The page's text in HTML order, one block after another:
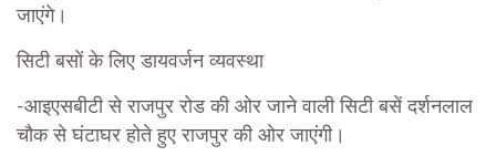
जाएंगे।
सिटी बसों के लिए डायवर्जन व्यवस्था
-आइएसबीटी से राजपुर रोड की ओर जाने वाली सिटी बसें दर्शनलाल
चौक से घंटाघर होते हुए राजपुर की ओर जाएंगी।